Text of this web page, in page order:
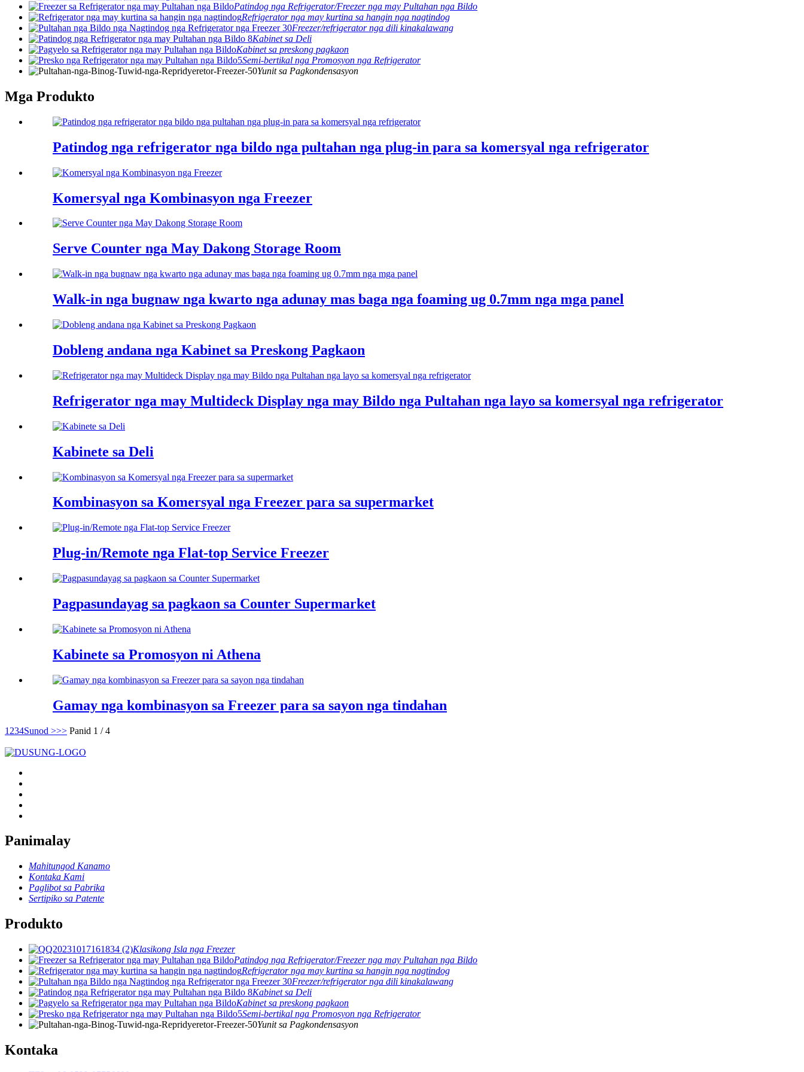
Patindog nga Refrigerator/Freezer nga may Pultahan nga Bildo
Refrigerator nga may kurtina sa hangin nga nagtindog
Freezer/refrigerator nga dili kinakalawang
Kabinet sa Deli
Kabinet sa preskong pagkaon
Semi-bertikal nga Promosyon nga Refrigerator
Yunit sa Pagkondensasyon
Mga Produkto
Patindog nga refrigerator nga bildo nga pultahan nga plug-in para sa komersyal nga refrigerator
Komersyal nga Kombinasyon nga Freezer
Serve Counter nga May Dakong Storage Room
Walk-in nga bugnaw nga kwarto nga adunay mas baga nga foaming ug 0.7mm nga mga panel
Dobleng andana nga Kabinet sa Preskong Pagkaon
Refrigerator nga may Multideck Display nga may Bildo nga Pultahan nga layo sa komersyal nga refrigerator
Kabinete sa Deli
Kombinasyon sa Komersyal nga Freezer para sa supermarket
Plug-in/Remote nga Flat-top Service Freezer
Pagpasundayag sa pagkaon sa Counter Supermarket
Kabinete sa Promosyon ni Athena
Gamay nga kombinasyon sa Freezer para sa sayon ​​nga tindahan
1 234Sunod >>> Panid 1 / 4
Panimalay
Mahitungod Kanamo
Kontaka Kami
Paglibot sa Pabrika
Sertipiko sa Patente
Produkto
Klasikong Isla nga Freezer
Patindog nga Refrigerator/Freezer nga may Pultahan nga Bildo
Refrigerator nga may kurtina sa hangin nga nagtindog
Freezer/refrigerator nga dili kinakalawang
Kabinet sa Deli
Kabinet sa preskong pagkaon
Semi-bertikal nga Promosyon nga Refrigerator
Yunit sa Pagkondensasyon
Kontaka